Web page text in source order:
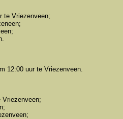
te Vriezenveen;
12:00 uur te Vriezenveen.
Vriezenveen;